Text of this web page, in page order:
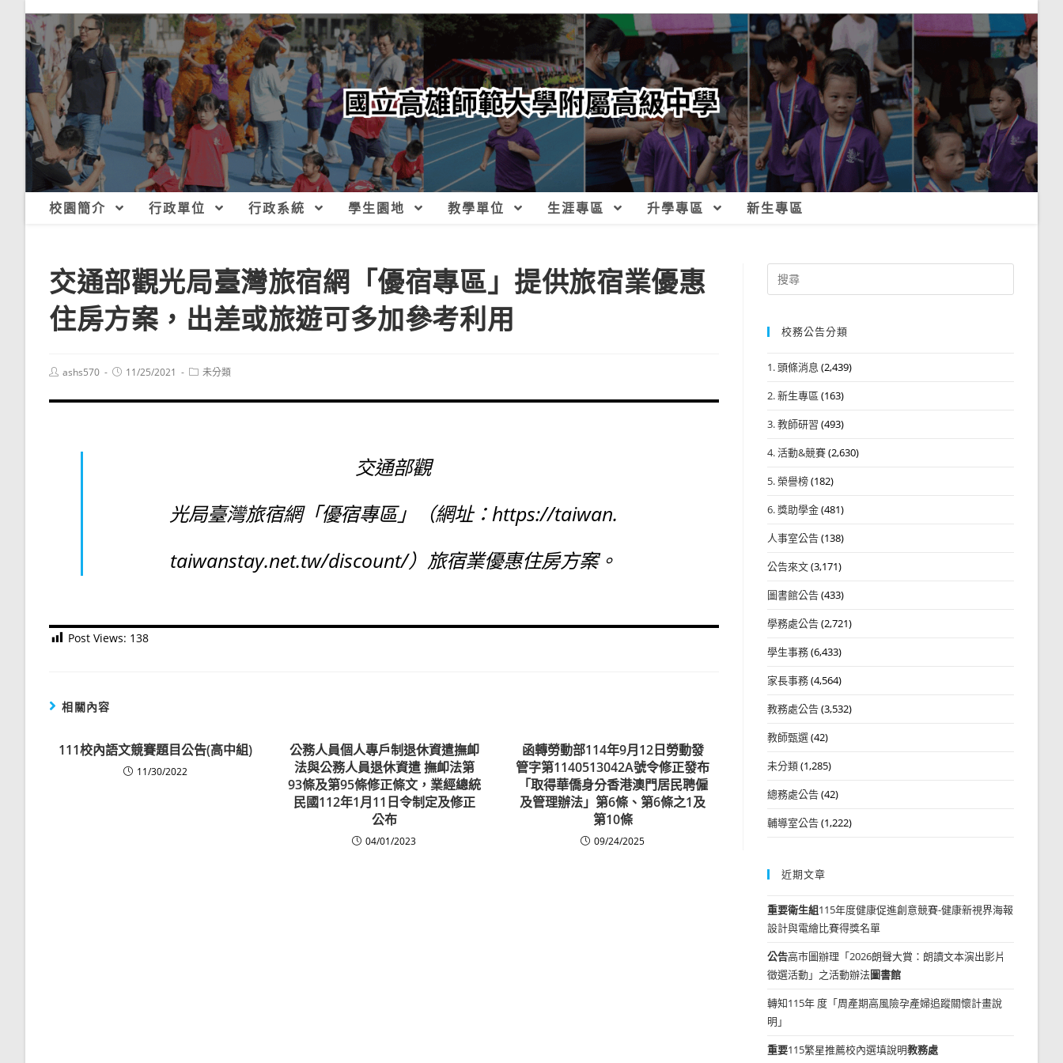
校園簡介 行政單位 行政系統 學生園地 教學單位 生涯專區 升學專區 新生專區
交通部觀光局臺灣旅宿網「優宿專區」提供旅宿業優惠
住房方案，出差或旅遊可多加參考利用
Postashs570
Post11/25/2021
Post未分類
交通部觀
光局臺灣旅宿網「優宿專區」（網址：https://taiwan.
taiwanstay.net.tw/discount/）旅宿業優惠住房方案。
Post Views: 138
相關內容
111校內語文競賽題目公告(高中組)
11/30/2022
公務人員個人專戶制退休資遣撫卹
法與公務人員退休資遣 撫卹法第
93條及第95條修正條文，業經總統
民國112年1月11日令制定及修正
公布
04/01/2023
函轉勞動部114年9月12日勞動發
管字第1140513042A號令修正發布
「取得華僑身分香港澳門居民聘僱
及管理辦法」第6條、第6條之1及
第10條
09/24/2025
Search
for:
校務公告分類
1. 頭條消息 (2,439)
2. 新生專區 (163)
3. 教師研習 (493)
4. 活動&競賽(2,630)
5. 榮譽榜(182)
6. 獎助學金(481)
人事室公告(138)
公告來文(3,171)
圖書館公告(433)
學務處公告(2,721)
學生事務(6,433)
家長事務(4,564)
教務處公告(3,532)
教師甄選(42)
未分類(1,285)
總務處公告(42)
輔導室公告(1,222)
近期文章
重要衛生組115年度健康促進創意競賽-健康新視界海報
設計與電繪比賽得獎名單
公告高市圖辦理「2026朗聲大賞：朗讀文本演出影片
徵選活動」之活動辦法圖書館
轉知115年 度「周產期高風險孕產婦追蹤關懷計畫說
明」
重要115繁星推薦校內選填說明教務處